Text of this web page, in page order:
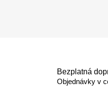
Bezplatná
Objednávky v